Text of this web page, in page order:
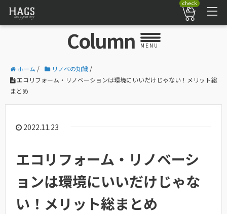
check
Column MENU
ホーム / リノベの知識 /
エコリフォーム・リノベーションは環境にいいだけじゃない！メリット総
まとめ
2022.11.23
エコリフォーム・リノベーシ
ョンは環境にいいだけじゃな
い！メリット総まとめ